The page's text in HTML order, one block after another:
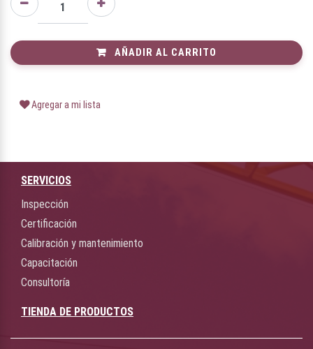
AÑADIR AL CARRITO
Agregar a mi lista
SERVICIOS
Inspección
Certificación
Calibración y mantenimiento
Capacitación
Consultoría
TIENDA DE PRODUCTOS